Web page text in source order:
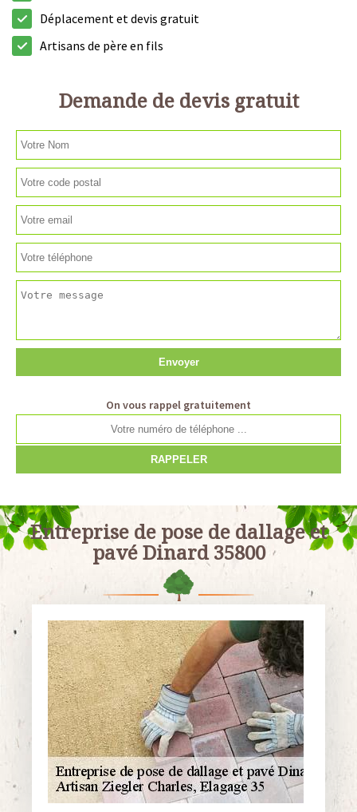
Déplacement et devis gratuit
Artisans de père en fils
Demande de devis gratuit
On vous rappel gratuitement
Entreprise de pose de dallage et
pavé Dinard 35800